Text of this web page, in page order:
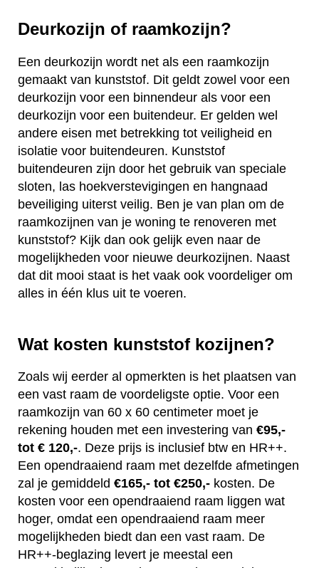
Deurkozijn of raamkozijn?
Een deurkozijn wordt net als een raamkozijn
gemaakt van kunststof. Dit geldt zowel voor een
deurkozijn voor een binnendeur als voor een
deurkozijn voor een buitendeur. Er gelden wel
andere eisen met betrekking tot veiligheid en
isolatie voor buitendeuren. Kunststof
buitendeuren zijn door het gebruik van speciale
sloten, las hoekverstevigingen en hangnaad
beveiliging uiterst veilig. Ben je van plan om de
raamkozijnen van je woning te renoveren met
kunststof? Kijk dan ook gelijk even naar de
mogelijkheden voor nieuwe deurkozijnen. Naast
dat dit mooi staat is het vaak ook voordeliger om
alles in één klus uit te voeren.
Wat kosten kunststof kozijnen?
Zoals wij eerder al opmerkten is het plaatsen van
een vast raam de voordeligste optie. Voor een
raamkozijn van 60 x 60 centimeter moet je
rekening houden met een investering van €95,-
tot € 120,-. Deze prijs is inclusief btw en HR++.
Een opendraaiend raam met dezelfde afmetingen
zal je gemiddeld €165,- tot €250,- kosten. De
kosten voor een opendraaiend raam liggen wat
hoger, omdat een opendraaiend raam meer
mogelijkheden biedt dan een vast raam. De
HR++-beglazing levert je meestal een